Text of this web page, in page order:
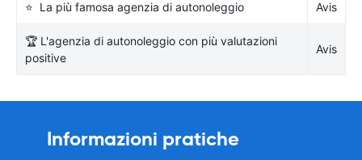
⭐ La più famosa agenzia di autonoleggio Avis
🏆 L'agenzia di autonoleggio con più valutazioni
positive
Avis
Informazioni pratiche